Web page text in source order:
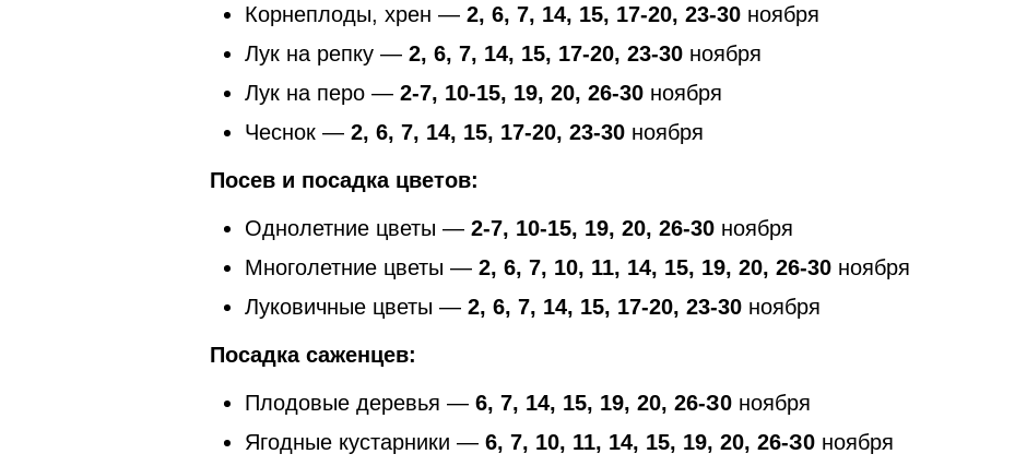
Корнеплоды, хрен — 2, 6, 7, 14, 15, 17-20, 23-30 ноября
Лук на репку — 2, 6, 7, 14, 15, 17-20, 23-30 ноября
Лук на перо — 2-7, 10-15, 19, 20, 26-30 ноября
Чеснок — 2, 6, 7, 14, 15, 17-20, 23-30 ноября
Посев и посадка цветов:
Однолетние цветы — 2-7, 10-15, 19, 20, 26-30 ноября
Многолетние цветы — 2, 6, 7, 10, 11, 14, 15, 19, 20, 26-30 ноября
Луковичные цветы — 2, 6, 7, 14, 15, 17-20, 23-30 ноября
Посадка саженцев:
Плoдoвыe дepeвья — 6, 7, 14, 15, 19, 20, 26-З0 ноября
Ягoдныe куcтapники — 6, 7, 10, 11, 14, 15, 19, 20, 26-З0 ноября